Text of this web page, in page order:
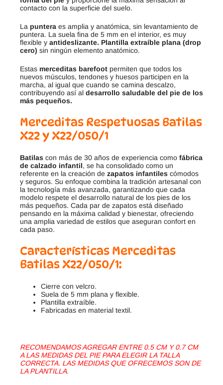
contacto con la superficie del suelo.
La puntera es amplia y anatómica, sin levantamiento de
puntera. La suela fina de 5 mm en el interior, es muy
flexible y antideslizante. Plantilla extraíble plana (drop
cero) sin ningún elemento anatómico.
Estas merceditas barefoot permiten que todos los
nuevos músculos, tendones y huesos participen en la
marcha, al igual que cuando se camina descalzo,
contribuyendo así al desarrollo saludable del pie de los
más pequeños.
Merceditas Respetuosas Batilas
X22 y X22/050/1
Batilas con más de 30 años de experiencia como fábrica
de calzado infantil, se ha consolidado como un
referente en la creación de zapatos infantiles cómodos
y seguros. Su enfoque combina la tradición artesanal con
la tecnología más avanzada, garantizando que cada
modelo respete el desarrollo natural de los pies de los
más pequeños. Cada par de zapatos está diseñado
pensando en la máxima calidad y bienestar, ofreciendo
una amplia variedad de estilos que aseguran confort en
cada paso.
Características Merceditas
Batilas X22/050/1:
Cierre con velcro.
Suela de 5 mm plana y flexible.
Plantilla extraíble.
Fabricadas en material textil.
RECOMENDAMOS AGREGAR ENTRE 0.5 CM Y 0.7 CM
A LAS MEDIDAS DEL PIE PARA ELEGIR LA TALLA
CORRECTA. LAS MEDIDAS QUE OFRECEMOS SON DE
LA PLANTILLA.